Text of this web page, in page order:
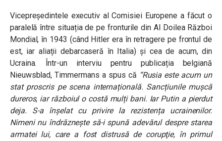
Vicepreședintele executiv al Comisiei Europene a făcut o
paralelă între situația de pe fronturile din Al Doilea Război
Mondial, în 1943 (când Hitler era în retragere pe frontul de
est, iar aliații debarcaseră în Italia) și cea de acum, din
Ucraina. Într-un interviu pentru publicația belgiană
Nieuwsblad, Timmermans a spus că “Rusia este acum un
stat proscris pe scena internațională. Sancțiunile mușcă
dureros, iar războiul o costă mulți bani. Iar Putin a pierdut
deja. S-a înșelat cu privire la rezistența ucrainenilor.
Nimeni nu îndrăznește să-i spună adevărul despre starea
armatei lui, care a fost distrusă de corupţie, în primul